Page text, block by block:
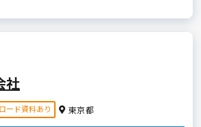
社
ード資料あり 東京都